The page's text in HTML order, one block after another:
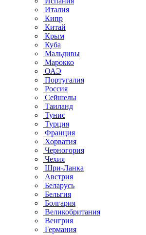
Италия
Кипр
Китай
Крым
Куба
Мальдивы
Марокко
ОАЭ
Португалия
Россия
Сейшелы
Таиланд
Тунис
Турция
Франция
Хорватия
Черногория
Чехия
Шри-Ланка
Австрия
Беларусь
Бельгия
Болгария
Великобритания
Венгрия
Германия